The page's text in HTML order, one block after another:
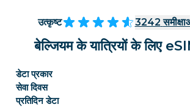
उत्कृष्ट 3242
बेल्जियम के यात्रियों के लिए
डेटा प्रकार
सेवा दिवस
प्रतिदिन डेटा